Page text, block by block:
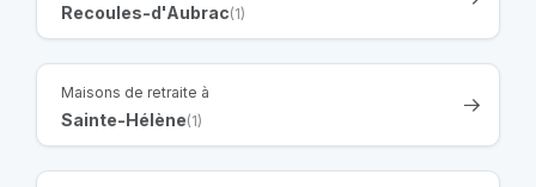
Recoules-d'Aubrac(1)
Maisons de retraite à
Sainte-Hélène(1)